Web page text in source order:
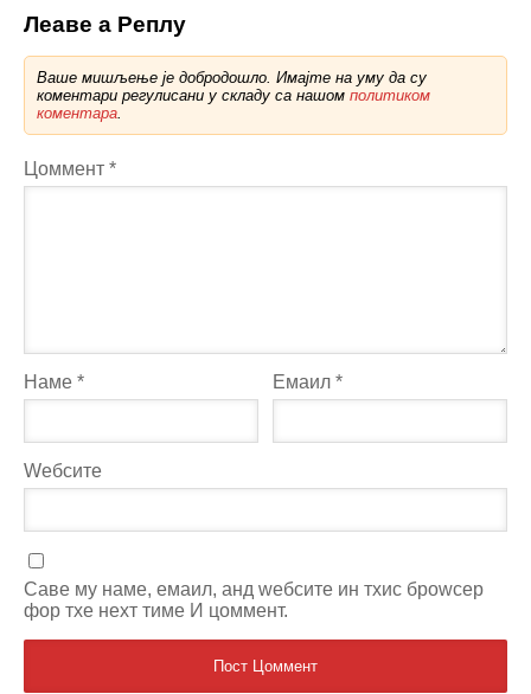
Леаве а Реплy
Ваше мишљење је добродошло. Имајте на уму да су
коментари регулисани у складу са нашом политиком
коментара
Цоммент *
Наме * Емаил*
Wебсите
Саве мy наме, емаил, анд wебсите ин тхис броwсер
фор тхе неxт тиме И цоммент.